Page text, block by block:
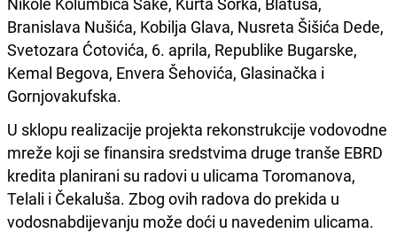
Branislava Nušića, Kobilja Glava, Nusreta Šišića Dede,
Svetozara Ćotovića, 6. aprila, Republike Bugarske,
Kemal Begova, Envera Šehovića, Glasinačka i
Gornjovakufska.
U sklopu realizacije projekta rekonstrukcije vodovodne
mreže koji se finansira sredstvima druge tranše EBRD
kredita planirani su radovi u ulicama Toromanova,
Telali i Čekaluša. Zbog ovih radova do prekida u
vodosnabdijevanju može doći u navedenim ulicama.